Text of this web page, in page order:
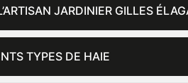
JARDINIER GILLES
TYPES DE HAIE